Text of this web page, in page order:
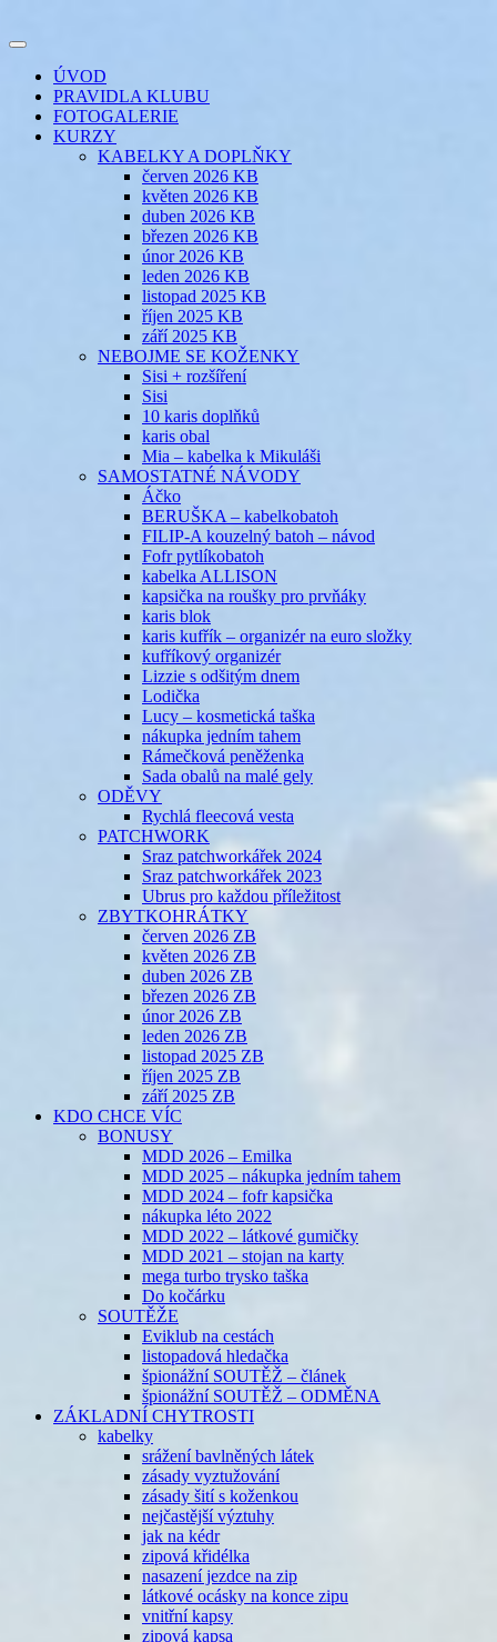
k
webuEVIKLUB
šicí klub
Toggle
navigation
ÚVOD
PRAVIDLA KLUBU
FOTOGALERIE
KURZY
KABELKY A DOPLŇKY
červen 2026 KB
květen 2026 KB
duben 2026 KB
březen 2026 KB
únor 2026 KB
leden 2026 KB
listopad 2025 KB
říjen 2025 KB
září 2025 KB
NEBOJME SE KOŽENKY
Sisi + rozšíření
Sisi
10 karis doplňků
karis obal
Mia – kabelka k Mikuláši
SAMOSTATNÉ NÁVODY
Áčko
BERUŠKA – kabelkobatoh
FILIP-A kouzelný batoh – návod
Fofr pytlíkobatoh
kabelka ALLISON
kapsička na roušky pro prvňáky
karis blok
karis kufřík – organizér na euro složky
kufříkový organizér
Lizzie s odšitým dnem
Lodička
Lucy – kosmetická taška
nákupka jedním tahem
Rámečková peněženka
Sada obalů na malé gely
ODĚVY
Rychlá fleecová vesta
PATCHWORK
Sraz patchworkářek 2024
Sraz patchworkářek 2023
Ubrus pro každou příležitost
ZBYTKOHRÁTKY
červen 2026 ZB
květen 2026 ZB
duben 2026 ZB
březen 2026 ZB
únor 2026 ZB
leden 2026 ZB
listopad 2025 ZB
říjen 2025 ZB
září 2025 ZB
KDO CHCE VÍC
BONUSY
MDD 2026 – Emilka
MDD 2025 – nákupka jedním tahem
MDD 2024 – fofr kapsička
nákupka léto 2022
MDD 2022 – látkové gumičky
MDD 2021 – stojan na karty
mega turbo trysko taška
Do kočárku
SOUTĚŽE
Eviklub na cestách
listopadová hledačka
špionážní SOUTĚŽ – článek
špionážní SOUTĚŽ – ODMĚNA
ZÁKLADNÍ CHYTROSTI
kabelky
srážení bavlněných látek
zásady vyztužování
zásady šití s koženkou
nejčastější výztuhy
jak na kédr
zipová křidélka
nasazení jezdce na zip
látkové ocásky na konce zipu
vnitřní kapsy
zipová kapsa